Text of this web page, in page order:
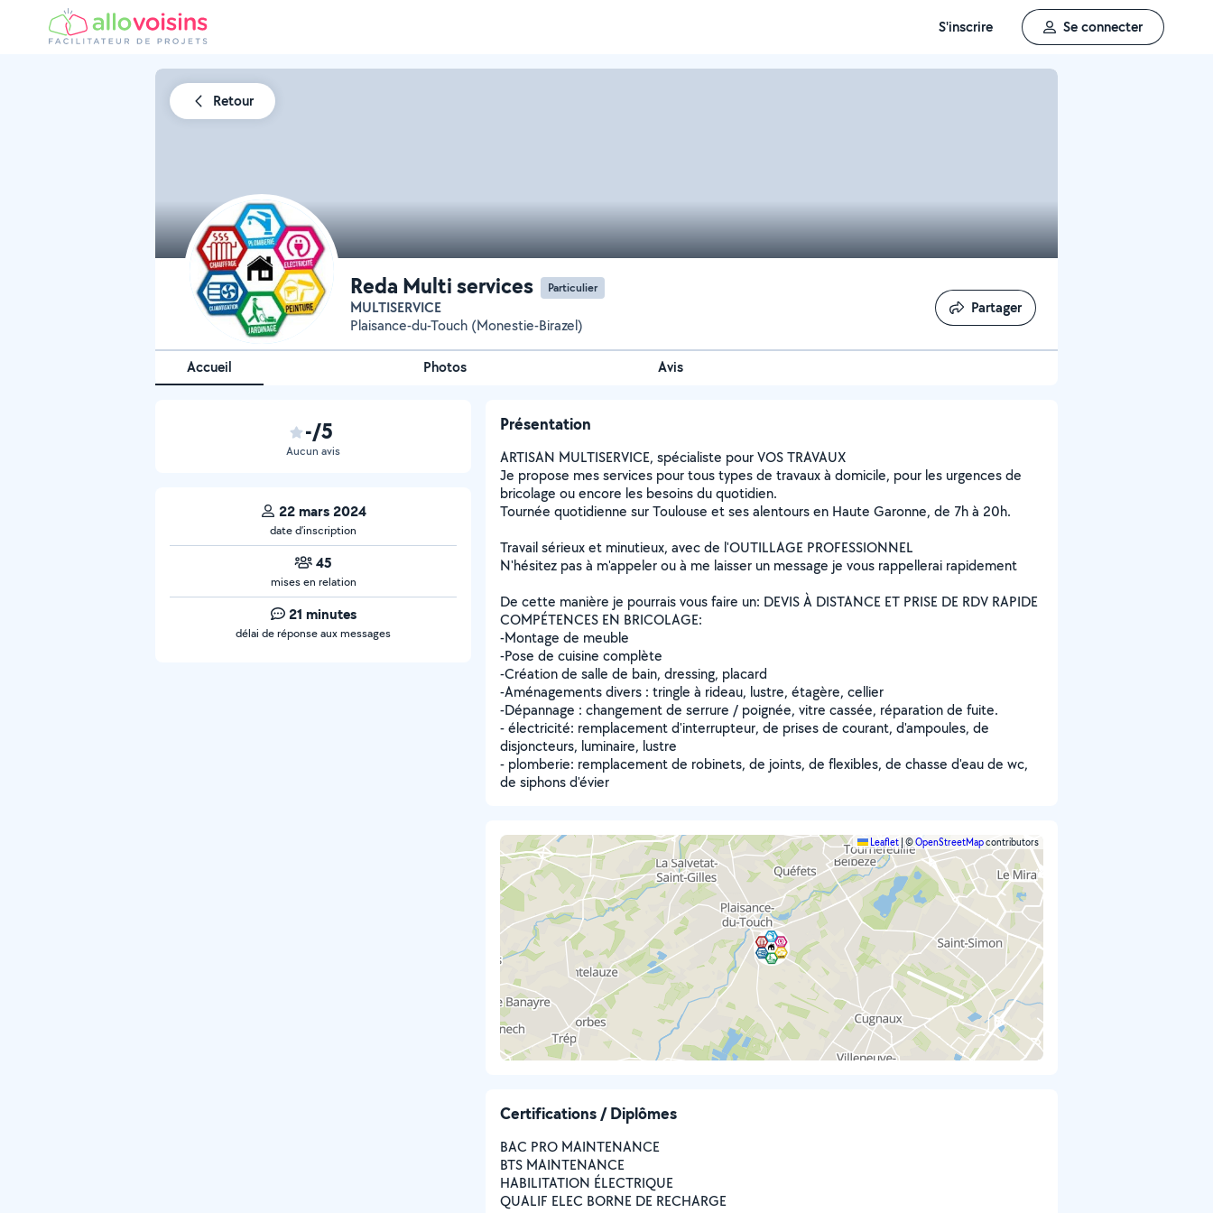
S'inscrire Se connecter
Retour
Reda Multi services Particulier
MULTISERVICE
Plaisance-du-Touch (Monestie-Birazel)
Partager
Partager
Accueil Photos Avis
-/5
Aucun avis
22 mars 2024
date d’inscription
45
mises en relation
21 minutes
délai de réponse aux messages
Présentation
ARTISAN MULTISERVICE, spécialiste pour VOS TRAVAUX
Je propose mes services pour tous types de travaux à domicile, pour les urgences de
bricolage ou encore les besoins du quotidien.
Tournée quotidienne sur Toulouse et ses alentours en Haute Garonne, de 7h à 20h.
Travail sérieux et minutieux, avec de l'OUTILLAGE PROFESSIONNEL
N'hésitez pas à m'appeler ou à me laisser un message je vous rappellerai rapidement
De cette manière je pourrais vous faire un: DEVIS À DISTANCE ET PRISE DE RDV RAPIDE
COMPÉTENCES EN BRICOLAGE:
-Montage de meuble
-Pose de cuisine complète
-Création de salle de bain, dressing, placard
-Aménagements divers : tringle à rideau, lustre, étagère, cellier
-Dépannage : changement de serrure / poignée, vitre cassée, réparation de fuite.
- électricité: remplacement d'interrupteur, de prises de courant, d'ampoules, de
disjoncteurs, luminaire, lustre
- plomberie: remplacement de robinets, de joints, de flexibles, de chasse d'eau de wc,
de siphons d'évier
Leaflet|©OpenStreetMapcontributors
Certifications / Diplômes
BAC PRO MAINTENANCE
BTS MAINTENANCE
HABILITATION ÉLECTRIQUE
QUALIF ELEC BORNE DE RECHARGE